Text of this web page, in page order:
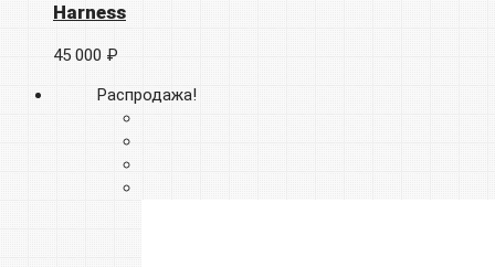
Harness
45 000 ₽
Распродажа!